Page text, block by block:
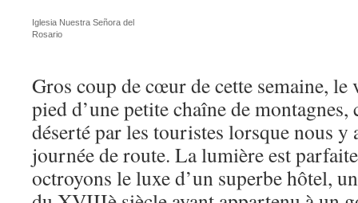
Iglesia Nuestra Señora del
Rosario
Gros coup de cœur de cette semaine,
pied d’une petite chaîne de
déserté par les touristes lorsque nous
journée de route. La lumière est
octroyons le luxe d’un superbe hôtel,